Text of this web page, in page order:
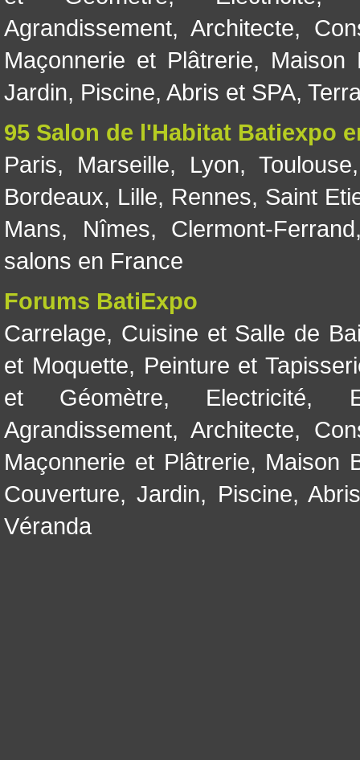
Agrandissement, Architecte,
Maçonnerie et Plâtrerie, Maison
Jardin, Piscine, Abris et SPA,
95 Salon de l'Habitat Batiexpo
Paris, Marseille, Lyon, Toulouse
Bordeaux, Lille, Rennes, Saint
Mans, Nîmes, Clermont-Ferrand
salons en France
Forums BatiExpo
Carrelage, Cuisine et Salle de
et Moquette, Peinture et
et Géomètre, Electricité,
Agrandissement, Architecte,
Maçonnerie et Plâtrerie, Maison
Couverture,Jardin, Piscine,
Véranda